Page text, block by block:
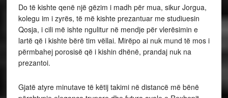
Do të kishte qenë një gëzim i madh për mua, sikur Jorgua,
kolegu im i zyrës, të më kishte prezantuar me studiuesin
Qosja, i cili më ishte ngulitur në mendje për vlerësimin e
lartë që i kishte bërë tim vëllai. Mirëpo ai nuk mund të mos i
përmbahej porosisë që i kishin dhënë, prandaj nuk na
prezantoi.
Gjatë atyre minutave të këtij takimi në distancë më bënë